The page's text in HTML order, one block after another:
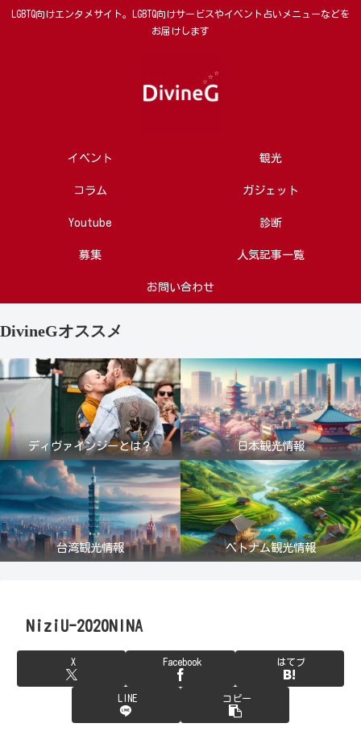
LGBTQ向けエンタメサイト。LGBTQ向けサービスやイベント占いメニューなどを
お届けします
イベント 観光
コラム ガジェット
Youtube 診断
募集 人気記事一覧
お問い合わせ
DivineGオススメ
ディヴァインジーとは？ 日本観光情報
台湾観光情報 ベトナム観光情報
NiziU-2020NINA
X Facebook はてブ
LINE コピー